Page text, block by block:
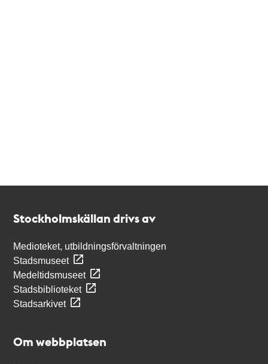
Stockholmskällan drivs av
Medioteket, utbildningsförvaltningen
Stadsmuseet
Medeltidsmuseet
Stadsbiblioteket
Stadsarkivet
Om webbplatsen